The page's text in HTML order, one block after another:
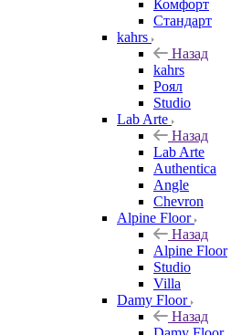
Комфорт
Стандарт
kahrs
Назад
kahrs
Роял
Studio
Lab Arte
Назад
Lab Arte
Authentica
Angle
Chevron
Alpine Floor
Назад
Alpine Floor
Studio
Villa
Damy Floor
Назад